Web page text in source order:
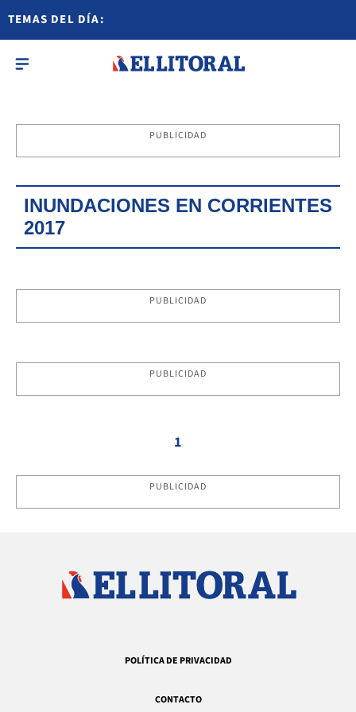
TEMAS DEL DÍA:
PUBLICIDAD
INUNDACIONES EN CORRIENTES
2017
PUBLICIDAD
PUBLICIDAD
1
PUBLICIDAD
POLÍTICA DE PRIVACIDAD
CONTACTO